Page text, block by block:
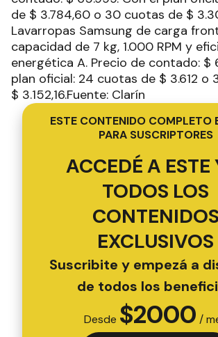
de $ 3.784,60 o 30 cuotas de $
Lavarropas Samsung de carga
capacidad de 7 kg, 1.000 RPM y
energética A. Precio de contado: $
plan oficial: 24 cuotas de $ 3.612 o
$ 3.152,16.Fuente: Clarín
ESTE CONTENIDO COMPLETO
PARA SUSCRIPTORES
ACCEDÉ A ESTE
TODOS LOS
CONTENIDOS
EXCLUSIVOS
Suscribite y empezá a
de todos los
Desde $2000 /